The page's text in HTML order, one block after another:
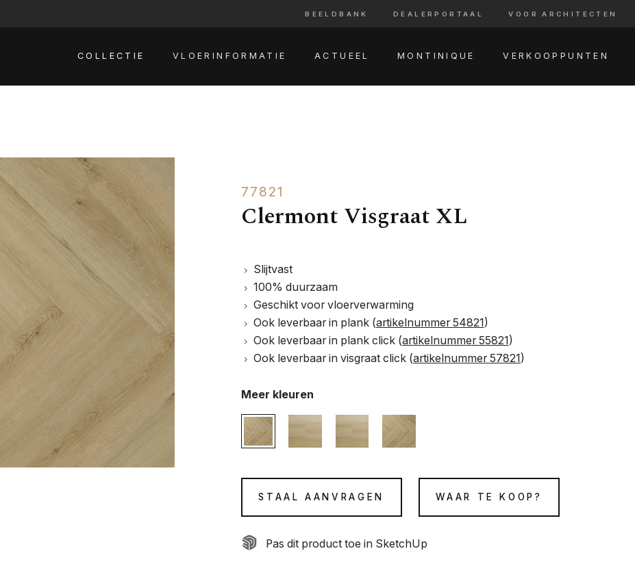
BEELDBANK DEALERPORTAAL VOOR ARCHITECTEN
COLLECTIE VLOERINFORMATIE ACTUEEL MONTINIQUE VERKOOPPUNTEN
77821
Clermont Visgraat XL
Slijtvast
100% duurzaam
Geschikt voor vloerverwarming
Ook leverbaar in plank (artikelnummer 54821)
Ook leverbaar in plank click (artikelnummer 55821)
Ook leverbaar in visgraat click (artikelnummer 57821)
Meer kleuren
STAAL AANVRAGEN WAAR TE KOOP?
Pas dit product toe in SketchUp